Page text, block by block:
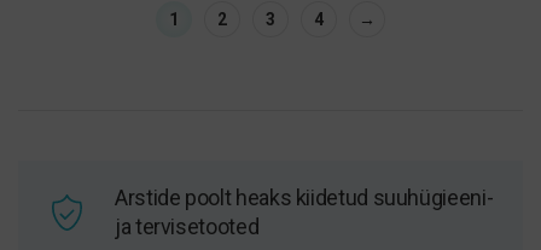
1 2 3 4 →
Arstide poolt heaks kiidetud suuhügieeni-
ja tervisetooted